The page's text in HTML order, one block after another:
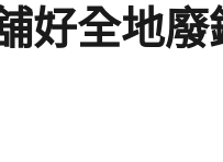
好全地廢